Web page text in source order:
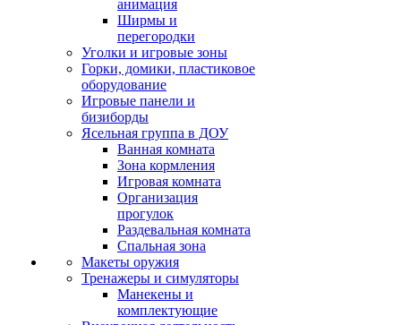
анимация
Ширмы и
перегородки
Уголки и игровые зоны
Горки, домики, пластиковое
оборудование
Игровые панели и
бизиборды
Ясельная группа в ДОУ
Ванная комната
Зона кормления
Игровая комната
Организация
прогулок
Раздевальная комната
Спальная зона
Макеты оружия
Тренажеры и симуляторы
Манекены и
комплектующие